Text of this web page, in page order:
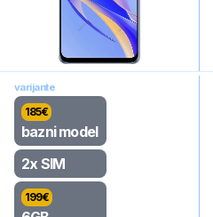
varijante
185€
bazni model
2x SIM
199€